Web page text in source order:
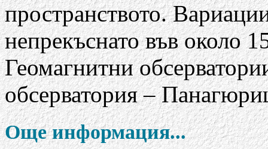
пространството.
непрекъснато във около
Геомагнитни
обсерватория –
Още информация...